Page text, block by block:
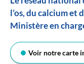
l’os, du calcium
Ministère en
Voir notre carte